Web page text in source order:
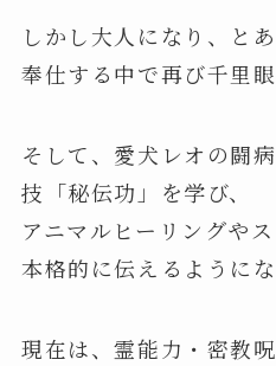
しかし大人になり、と
奉仕する中で再び千里眼
そして、愛犬レオの闘
技「秘伝功」を学び、
アニマルヒーリングや
本格的に伝えるようにな
現在は、霊能力・密教